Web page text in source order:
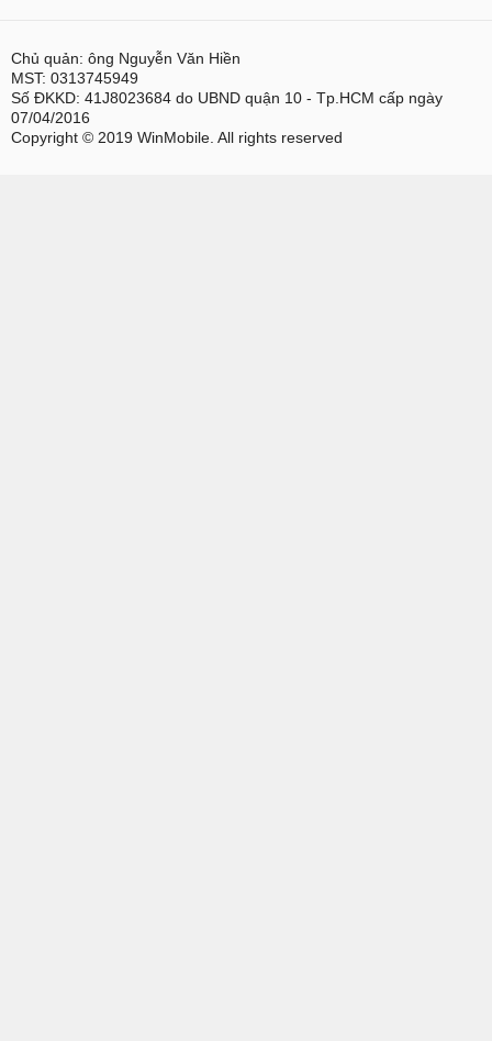
Chủ quản: ông Nguyễn Văn Hiền
MST: 0313745949
Số ĐKKD: 41J8023684 do UBND quận 10 - Tp.HCM cấp ngày
07/04/2016
Copyright © 2019 WinMobile. All rights reserved